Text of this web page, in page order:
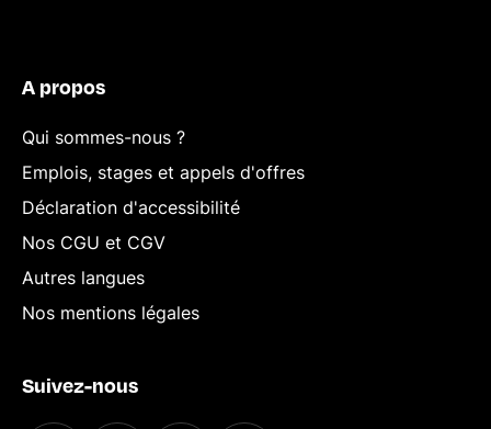
A propos
Qui sommes-nous ?
Emplois, stages et appels d'offres
Déclaration d'accessibilité
Nos CGU et CGV
Autres langues
Nos mentions légales
Suivez-nous